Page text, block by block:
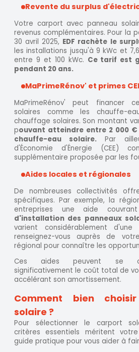
Revente du surplus
Votre carport avec panneau
revenus complémentaires. Pour la
30 avril 2025, EDF rachète le
les installations jusqu'à 9 kWc et
entre 9 et 100 kWc. Ce tarif est
pendant 20 ans.
MaPrimeRénov' et primes
MaPrimeRénov' peut financer
solaires comme les chauffe-
chauffage solaires. Son montant
pouvant atteindre entre 2 000
chauffe-eau solaire. Par
d'Économie d'Énergie (CEE)
supplémentaire proposée par les
Aides locales et régionales
De nombreuses collectivités
spécifiques. Par exemple, la
entreprises une aide couvrant
d'installation des panneaux
varient considérablement
renseignez-vous auprès de
régional pour connaître les
Ces aides peuvent se
significativement le coût total de
accélérant son amortissement.
Comment bien
solaire ?
Pour sélectionner le carport
critères essentiels méritent
guide pratique pour vous aider à